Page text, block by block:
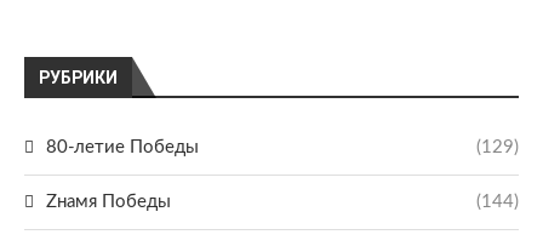
РУБРИКИ
80-летие Победы (129)
Zнамя Победы (144)